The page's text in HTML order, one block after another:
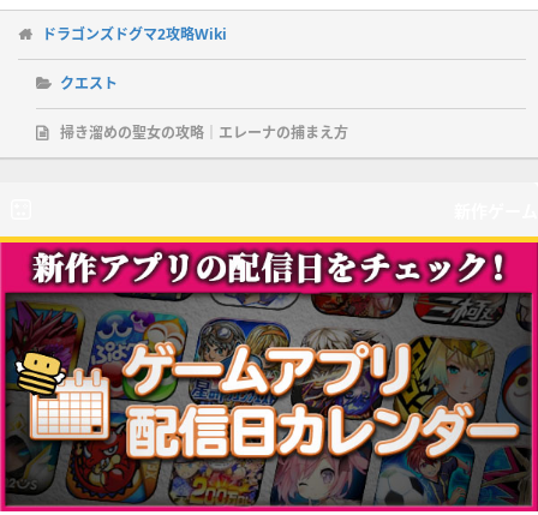
ドラゴンズドグマ2攻略Wiki
クエスト
掃き溜めの聖女の攻略｜エレーナの捕まえ方